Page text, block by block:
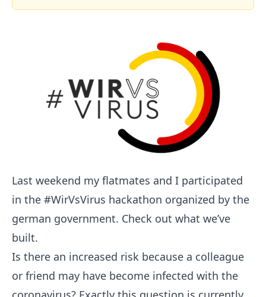
Last weekend my flatmates and I participated
in the #WirVsVirus hackathon organized by the
german government. Check out what we’ve
built.
Is there an increased risk because a colleague
or friend may have become infected with the